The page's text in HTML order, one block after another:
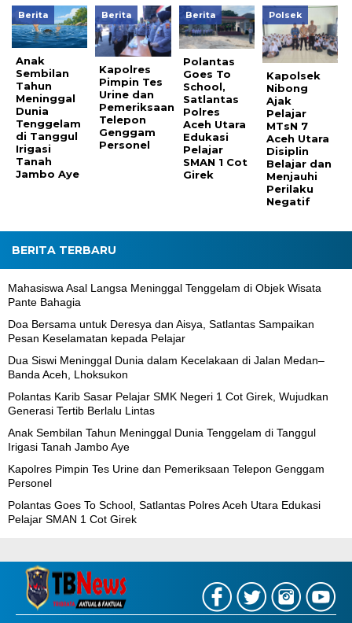
Berita
Anak
Sembilan
Tahun
Meninggal
Dunia
Tenggelam
di Tanggul
Irigasi
Tanah
Jambo Aye
Berita
Kapolres
Pimpin Tes
Urine dan
Pemeriksaan
Telepon
Genggam
Personel
Berita
Polantas
Goes To
School,
Satlantas
Polres
Aceh Utara
Edukasi
Pelajar
SMAN 1 Cot
Girek
Polsek
Kapolsek
Nibong
Ajak
Pelajar
MTsN 7
Aceh Utara
Disiplin
Belajar dan
Menjauhi
Perilaku
Negatif
BERITA TERBARU
Mahasiswa Asal Langsa Meninggal Tenggelam di Objek Wisata
Pante Bahagia
Doa Bersama untuk Deresya dan Aisya, Satlantas Sampaikan
Pesan Keselamatan kepada Pelajar
Dua Siswi Meninggal Dunia dalam Kecelakaan di Jalan Medan–
Banda Aceh, Lhoksukon
Polantas Karib Sasar Pelajar SMK Negeri 1 Cot Girek, Wujudkan
Generasi Tertib Berlalu Lintas
Anak Sembilan Tahun Meninggal Dunia Tenggelam di Tanggul
Irigasi Tanah Jambo Aye
Kapolres Pimpin Tes Urine dan Pemeriksaan Telepon Genggam
Personel
Polantas Goes To School, Satlantas Polres Aceh Utara Edukasi
Pelajar SMAN 1 Cot Girek